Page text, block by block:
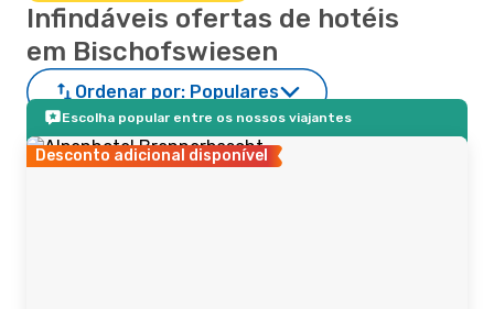
Infindáveis ofertas de hotéis
em Bischofswiesen
Ordenar por: Populares
Escolha popular entre os nossos viajantes
Desconto adicional disponível